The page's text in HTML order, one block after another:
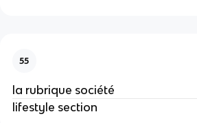
55
la rubrique société
lifestyle section